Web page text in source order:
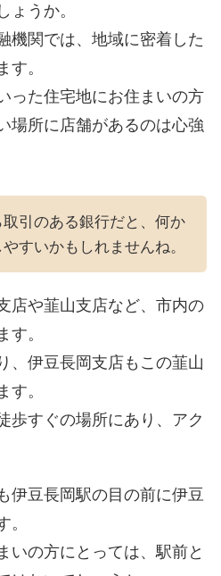
ょうか。
機関では、地域に密着した
す。
った住宅地にお住まいの方
場所に店舗があるのは心強
引のある銀行だと、何か
すいかもしれませんね。
店や韮山支店など、市内の
す。
、伊豆長岡支店もこの韮山
す。
歩すぐの場所にあり、アク
伊豆長岡駅の目の前に伊豆
いの方にとっては、駅前と